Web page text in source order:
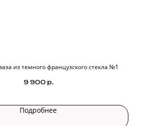
из темного французского стекла №1
9 900 р.
Подробнее